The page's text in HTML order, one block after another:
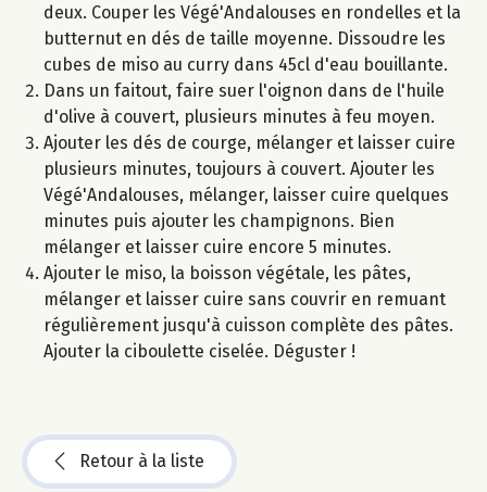
deux. Couper les Végé'Andalouses en rondelles et la
butternut en dés de taille moyenne. Dissoudre les
cubes de miso au curry dans 45cl d'eau bouillante.
Dans un faitout, faire suer l'oignon dans de l'huile
d'olive à couvert, plusieurs minutes à feu moyen.
Ajouter les dés de courge, mélanger et laisser cuire
plusieurs minutes, toujours à couvert. Ajouter les
Végé'Andalouses, mélanger, laisser cuire quelques
minutes puis ajouter les champignons. Bien
mélanger et laisser cuire encore 5 minutes.
Ajouter le miso, la boisson végétale, les pâtes,
mélanger et laisser cuire sans couvrir en remuant
régulièrement jusqu'à cuisson complète des pâtes.
Ajouter la ciboulette ciselée. Déguster !
Retour à la liste